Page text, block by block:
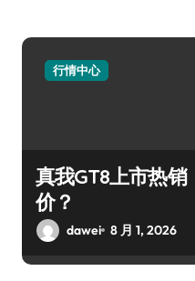
行情中心
真我GT8上市热
价？
dawei 8 月 1, 2026